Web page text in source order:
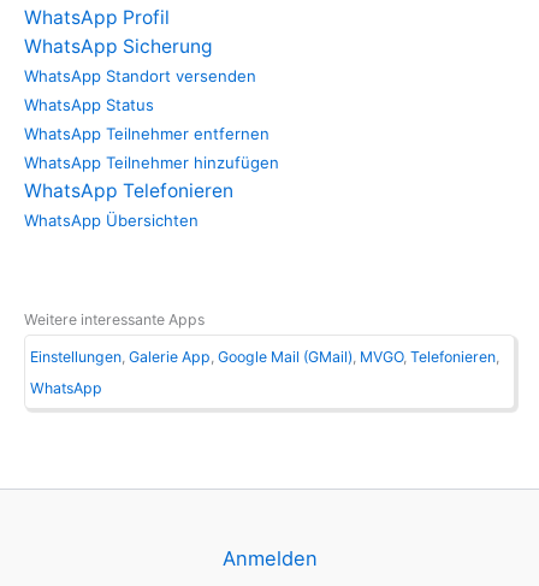
WhatsApp Profil
WhatsApp Sicherung
WhatsApp Standort versenden
WhatsApp Status
WhatsApp Teilnehmer entfernen
WhatsApp Teilnehmer hinzufügen
WhatsApp Telefonieren
WhatsApp Übersichten
Weitere interessante Apps
Einstellungen Galerie App Google Mail (GMail) MVGO Telefonieren
WhatsApp
Anmelden